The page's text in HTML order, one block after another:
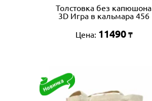
Толстовка без капюшона
3D Игра в кальмара 456
Цена: 11490 ₸